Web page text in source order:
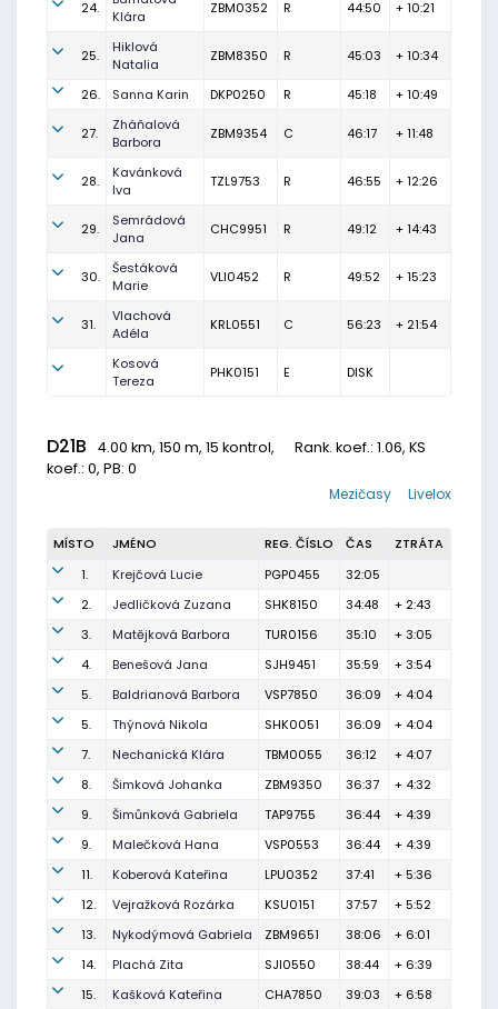
24.
Klára
ZBM0352 R 44:50 + 10:21
25.
Hiklová
Natalia
ZBM8350 R 45:03 + 10:34
26. Sanna Karin DKP0250 R 45:18 + 10:49
27.
Zháňalová
Barbora
ZBM9354 C 46:17 + 11:48
28.
Kavánková
Iva
TZL9753 R 46:55 + 12:26
29.
Semrádová
Jana
CHC9951 R 49:12 + 14:43
30.
Šestáková
Marie
VLI0452 R 49:52 + 15:23
31.
Vlachová
Adéla
KRL0551 C 56:23 + 21:54
Kosová
Tereza
PHK0151 E DISK
D21B 4.00 km, 150 m, 15 kontrol, Rank. koef.: 1.06, KS
koef.: 0, PB: 0
Livelox
Mezičasy
MÍSTO JMÉNO REG. ČÍSLO ČAS
ZTRÁTA
1.
Krejčová Lucie PGP0455
32:05
2.
Jedličková Zuzana SHK8150 34:48
+ 2:43
3.
Matějková Barbora TUR0156 35:10
+ 3:05
4.
Benešová Jana SJH9451 35:59
+ 3:54
5.
Baldrianová Barbora VSP7850 36:09
+ 4:04
5.
Thýnová Nikola SHK0051 36:09
+ 4:04
7.
Nechanická Klára TBM0055 36:12
+ 4:07
8.
Šimková Johanka ZBM9350 36:37
+ 4:32
9.
Šimůnková Gabriela TAP9755 36:44
+ 4:39
9.
Malečková Hana VSP0553 36:44
+ 4:39
11.
Koberová Kateřina LPU0352 37:41
+ 5:36
12.
Vejražková Rozárka KSU0151 37:57
+ 5:52
13.
Nykodýmová Gabriela ZBM9651 38:06
+ 6:01
14.
Plachá Zita SJI0550 38:44
+ 6:39
15.
Kašková Kateřina CHA7850 39:03
+ 6:58